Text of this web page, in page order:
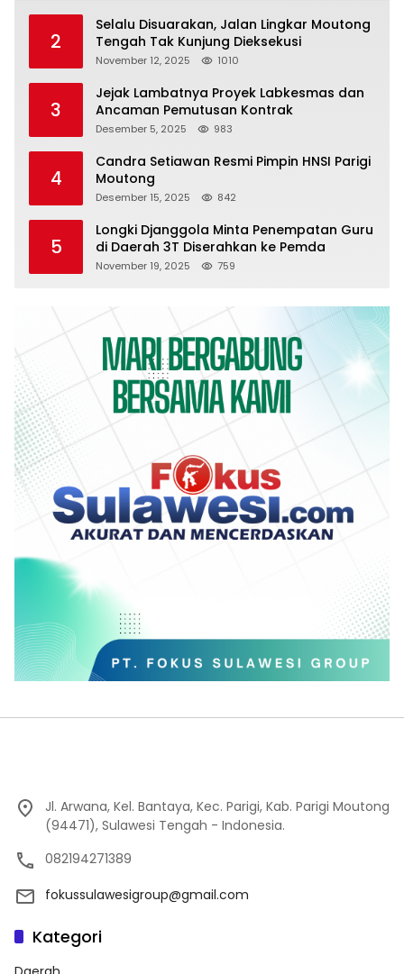
2
Selalu Disuarakan, Jalan Lingkar Moutong
Tengah Tak Kunjung Dieksekusi
November 12, 2025 1010
3
Jejak Lambatnya Proyek Labkesmas dan
Ancaman Pemutusan Kontrak
Desember 5, 2025 983
4
Candra Setiawan Resmi Pimpin HNSI Parigi
Moutong
Desember 15, 2025 842
5
Longki Djanggola Minta Penempatan Guru
di Daerah 3T Diserahkan ke Pemda
November 19, 2025 759
Jl. Arwana, Kel. Bantaya, Kec. Parigi, Kab. Parigi Moutong
(94471), Sulawesi Tengah - Indonesia.
082194271389
fokussulawesigroup@gmail.com
Kategori